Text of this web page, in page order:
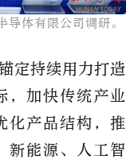
体有限公司调研。​
定持续用力打造
，加快传统产业
化产品结构，推
新能源、人工智